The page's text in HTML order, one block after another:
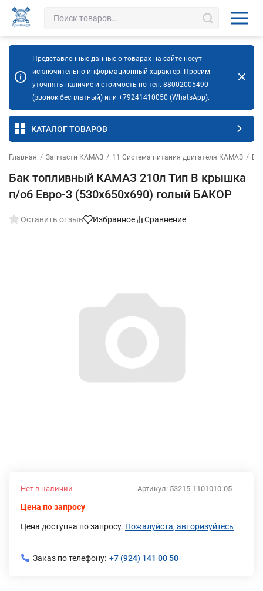
Представленные данные о товарах на сайте несут
исключительно информационный характер. Просим
уточнять наличие и стоимость по тел. 88002005490
(звонок бесплатный) или +79241410050 (WhatsApp).
КАТАЛОГ ТОВАРОВ
Главная / Запчасти КАМАЗ / 11 Система питания двигателя КАМАЗ /
Бак топливный КАМАЗ 210л Тип B крышка
п/об Евро-3 (530х650х690) голый БАКОР
Оставить отзыв Избранное Сравнение
Артикул: 53215-1101010-05
Нет в наличии
Цена по запросу
Цена доступна по запросу. Пожалуйста, авторизуйтесь
Заказ по телефону: +7 (924) 141 00 50